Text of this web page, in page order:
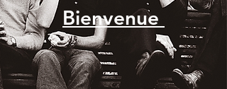
Bienvenue